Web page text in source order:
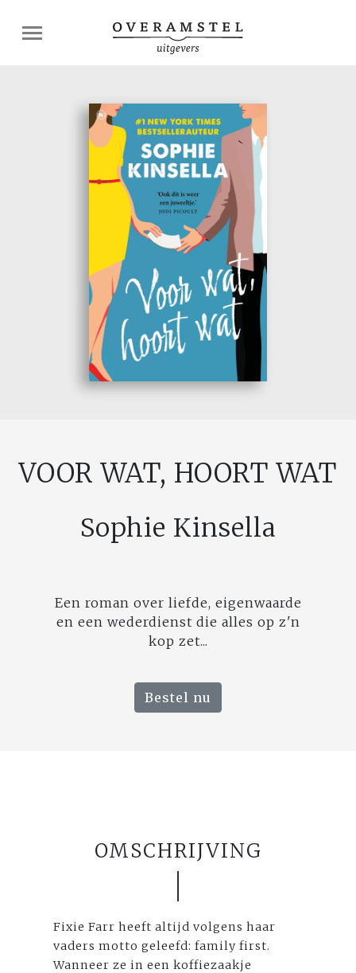
VOOR WAT, HOORT WAT
Sophie Kinsella
Een roman over liefde, eigenwaarde
en een wederdienst die alles op z'n
kop zet...
Bestel nu
OMSCHRIJVING
Fixie Farr heeft altijd volgens haar
vaders motto geleefd: family first.
Wanneer ze in een koffiezaakje